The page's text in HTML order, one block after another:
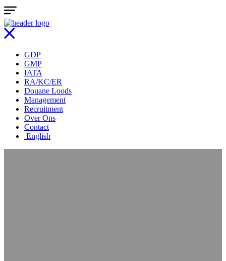
GDP
GMP
IATA
RA/KC/ER
Douane Loods
Management
Recruitment
Over Ons
Contact
English